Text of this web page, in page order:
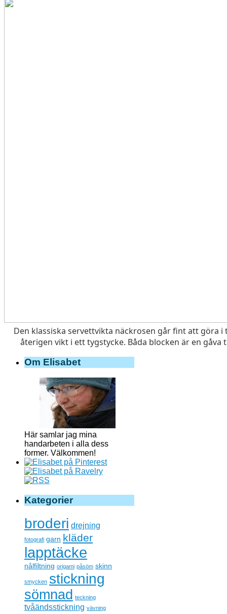
Den klassiska servettvikta näckrosen går fint att göra
återigen vikt i ett tygstycke. Båda blocken är en gåva
Om Elisabet
Här samlar jag mina
handarbeten i alla dess
former. Välkommen!
Kategorier
broderi drejning
fotografi garn kläder
lapptäcke
nålfiltning origami påsöm skinn
smycken stickning
sömnad teckning
tvåändsstickning vävning